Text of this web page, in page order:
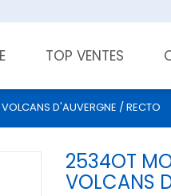
TOP VENTES
D'AUVERGNE / RECTO
2534OT
VOLCANS